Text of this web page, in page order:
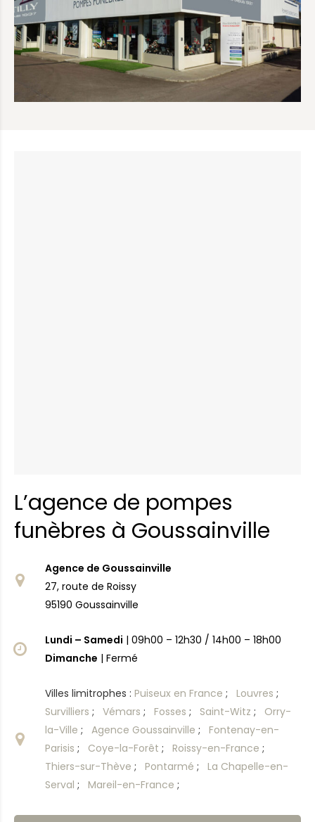
L’agence de pompes
funèbres à Goussainville
Agence de Goussainville
27, route de Roissy
95190 Goussainville
Lundi – Samedi | 09h00 – 12h30 / 14h00 – 18h00
Dimanche | Fermé
Villes limitrophes : Puiseux en France ; Louvres ;
Survilliers ; Vémars ; Fosses ; Saint-Witz ; Orry-
la-Ville ; Agence Goussainville ; Fontenay-en-
Parisis ; Coye-la-Forêt ; Roissy-en-France ;
Thiers-sur-Thève ; Pontarmé ; La Chapelle-en-
Serval ; Mareil-en-France ;